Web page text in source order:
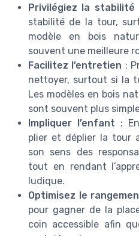
Privilégiez la stabilité
stabilité de la tour,
modèle en bois
souvent une meilleure
Facilitez l’entretien :
nettoyer, surtout si la
Les modèles en bois
sont souvent plus
Impliquer l’enfant :
plier et déplier la tour
son sens des
tout en rendant
ludique.
Optimisez le
pour gagner de la
coin accessible afin